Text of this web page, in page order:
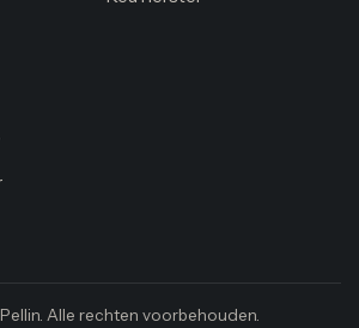
Alle rechten voorbehouden.